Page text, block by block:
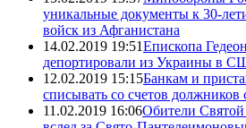
уникальные документы к 30-
войск из Афганистана
14.02.2019 19:51Епископа
депортировали из Украины в
12.02.2019 15:15Банкам и
списывать со счетов
11.02.2019 16:06Обители